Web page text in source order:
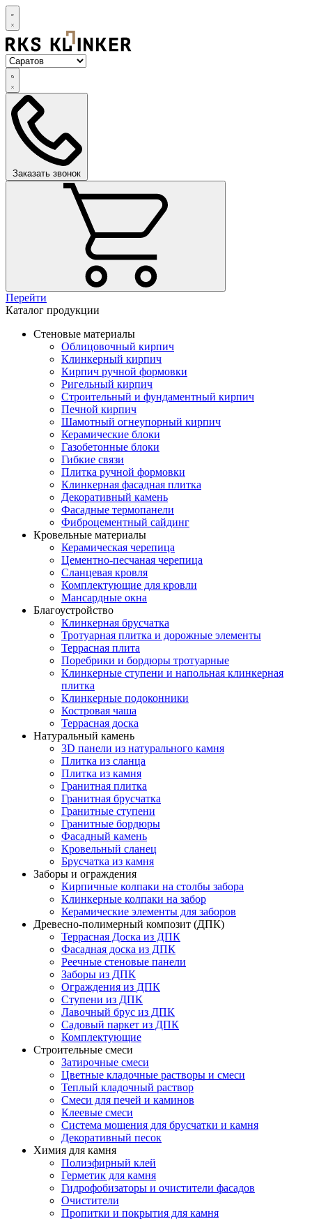
Заказать звонок
Перейти
Каталог продукции
Стеновые материалы
Облицовочный кирпич
Клинкерный кирпич
Кирпич ручной формовки
Ригельный кирпич
Строительный и фундаментный кирпич
Печной кирпич
Шамотный огнеупорный кирпич
Керамические блоки
Газобетонные блоки
Гибкие связи
Плитка ручной формовки
Клинкерная фасадная плитка
Декоративный камень
Фасадные термопанели
Фиброцементный сайдинг
Кровельные материалы
Керамическая черепица
Цементно-песчаная черепица
Сланцевая кровля
Комплектующие для кровли
Мансардные окна
Благоустройство
Клинкерная брусчатка
Тротуарная плитка и дорожные элементы
Террасная плита
Поребрики и бордюры тротуарные
Клинкерные ступени и напольная клинкерная
плитка
Клинкерные подоконники
Костровая чаша
Террасная доска
Натуральный камень
3D панели из натурального камня
Плитка из сланца
Плитка из камня
Гранитная плитка
Гранитная брусчатка
Гранитные ступени
Гранитные бордюры
Фасадный камень
Кровельный сланец
Брусчатка из камня
Заборы и ограждения
Кирпичные колпаки на столбы забора
Клинкерные колпаки на забор
Керамические элементы для заборов
Древесно-полимерный композит (ДПК)
Террасная Доска из ДПК
Фасадная доска из ДПК
Реечные стеновые панели
Заборы из ДПК
Ограждения из ДПК
Ступени из ДПК
Лавочный брус из ДПК
Садовый паркет из ДПК
Комплектующие
Строительные смеси
Затирочные смеси
Цветные кладочные растворы и смеси
Теплый кладочный раствор
Смеси для печей и каминов
Клеевые смеси
Система мощения для брусчатки и камня
Декоративный песок
Химия для камня
Полиэфирный клей
Герметик для камня
Гидрофобизаторы и очистители фасадов
Очистители
Пропитки и покрытия для камня